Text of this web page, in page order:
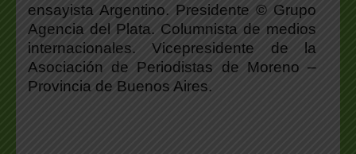
ensayista Argentino. Presidente © Grupo
Agencia del Plata. Columnista de medios
internacionales. Vicepresidente de la
Asociación de Periodistas de Moreno –
Provincia de Buenos Aires.